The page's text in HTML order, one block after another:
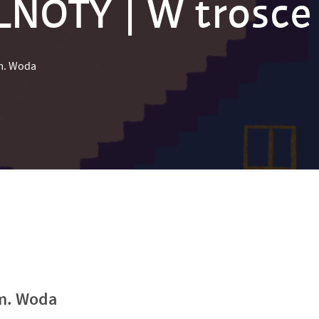
| W
Woda
Woda